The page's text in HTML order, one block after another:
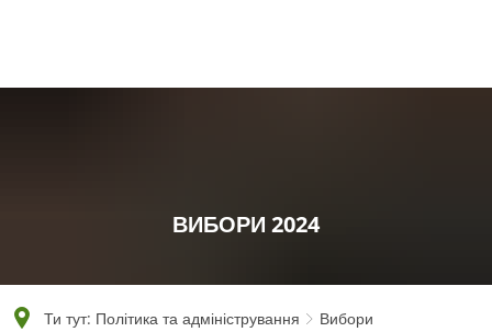
Deutsch
ВИБОРИ 2024
Ти тут: Політика та адміністрування
Вибори